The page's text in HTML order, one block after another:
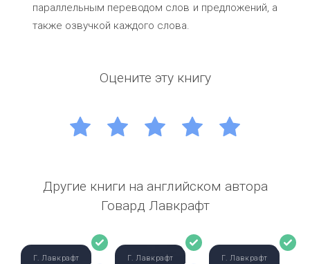
параллельным переводом слов и предложений, а
также озвучкой каждого слова.
Оцените эту книгу
Другие книги на английском автора
Говард Лавкрафт
Г. Лавкрафт Г. Лавкрафт Г. Лавкрафт